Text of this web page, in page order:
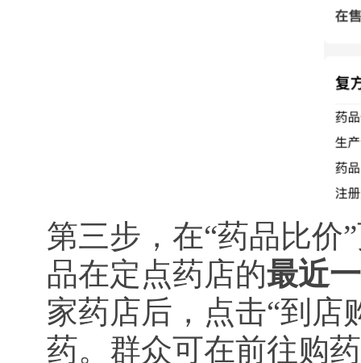
第三步，在“药品比价
品在定点药店的最近
家药店后，点击“到店
药。群众可在前往购